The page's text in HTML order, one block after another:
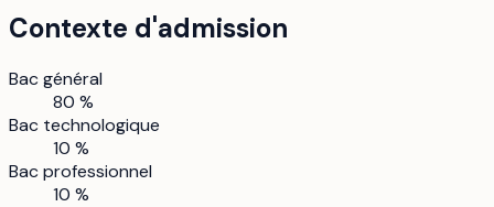
Contexte d'admission
Bac général
80 %
Bac technologique
10 %
Bac professionnel
10 %